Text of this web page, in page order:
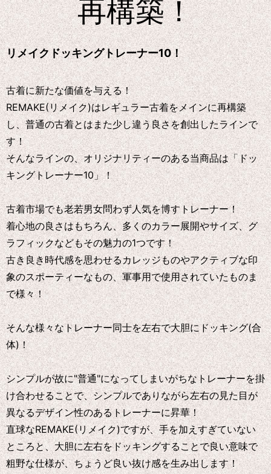
再構築！
リメイクドッキングトレーナー10！
古着に新たな価値を与える！
REMAKE(リメイク)はレギュラー古着をメインに再構築
し、普通の古着とはまた少し違う良さを創出したラインで
す！
そんなラインの、オリジナリティーのある当商品は「ドッ
キングトレーナー10」！
古着市場でも老若男女問わず人気を博すトレーナー！
着心地の良さはもちろん、多くのカラー展開やサイズ、グ
ラフィックなどもその魅力の1つです！
古き良き時代感を思わせるカレッジものやアクティブな印
象のスポーティーなもの、軍事用で使用されていたものま
で様々！
そんな様々なトレーナー同士を左右で大胆にドッキング(合
体)！
シンプルが故に"普通"になってしまいがちなトレーナーを掛
け合わせることで、シンプルでありながら左右の見た目が
異なるデザイン性のあるトレーナーに昇華！
直球なREMAKE(リメイク)ですが、手を加えすぎていない
ところと、大胆に左右をドッキングすることで良い意味で
粗野な仕様が、ちょうど良い抜け感を生み出します！